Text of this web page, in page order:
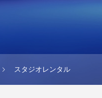
スタジオレンタル